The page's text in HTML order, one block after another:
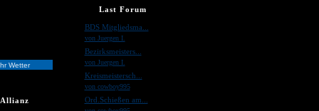
Wetter
Allianz
Last Forum
BDS Mitgliedsma...
von Juergen I.
Bezirksmeisters...
von Juergen I.
Kreismeistersch...
von cowboy995
Ord.Schießen am...